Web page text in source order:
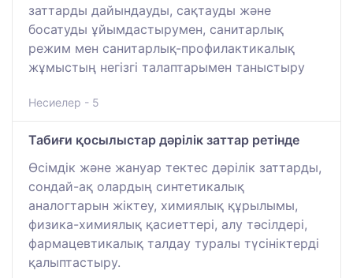
заттарды дайындауды, сақтауды және
босатуды ұйымдастырумен, санитарлық
режим мен санитарлық-профилактикалық
жұмыстың негізгі талаптарымен таныстыру
Несиелер - 5
Табиғи қосылыстар дәрілік заттар ретінде
Өсімдік және жануар тектес дәрілік заттарды,
сондай-ақ олардың синтетикалық
аналогтарын жіктеу, химиялық құрылымы,
физика-химиялық қасиеттері, алу тәсілдері,
фармацевтикалық талдау туралы түсініктерді
қалыптастыру.